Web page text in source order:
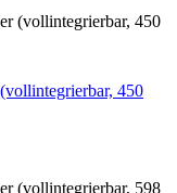
450